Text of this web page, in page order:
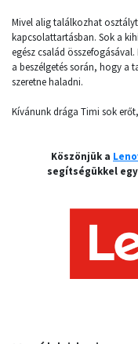
Mivel alig találkozhat
kapcsolattartásban. Sok a
egész család
a beszélgetés során, hogy a
szeretne haladni.
Kívánunk drága Timi sok
Köszönjük a
segítségükkel